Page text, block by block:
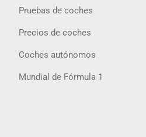
Pruebas de coches
Precios de coches
Coches autónomos
Mundial de Fórmula 1